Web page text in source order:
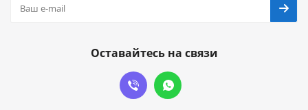
Оставайтесь на связи